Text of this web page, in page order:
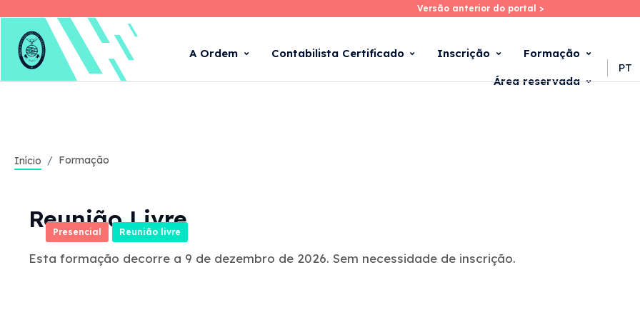
Skip
main
Versão anterior do portal >
Versão anterior do portal >
A Ordem Contabilista Certificado Inscrição Formação
Área reservada
PT
Início Formação
Presencial Reunião livre
Reunião Livre
Esta formação decorre a 9 de dezembro de 2026. Sem necessidade de inscrição.